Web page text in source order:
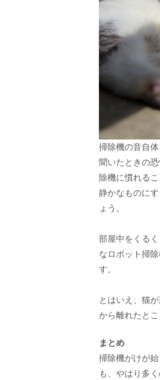
掃除機の音自
聞いたときの
除機に慣れる
静かなものに
ょう。
部屋中をくる
なロボット掃
す。
とはいえ、猫
から離れたと
まとめ
掃除機がけが
も、やはり多